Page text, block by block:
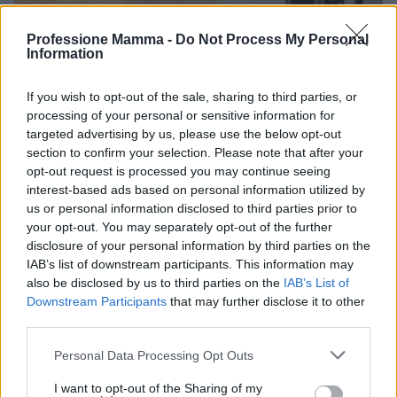
Professione Mamma - Do Not Process My Personal
Information
If you wish to opt-out of the sale, sharing to third parties, or
processing of your personal or sensitive information for
targeted advertising by us, please use the below opt-out
section to confirm your selection. Please note that after your
opt-out request is processed you may continue seeing
interest-based ads based on personal information utilized by
us or personal information disclosed to third parties prior to
your opt-out. You may separately opt-out of the further
disclosure of your personal information by third parties on the
IAB’s list of downstream participants. This information may
also be disclosed by us to third parties on the IAB’s List of
Downstream Participants that may further disclose it to other
Please note that this website/app uses one or more Google
not limited to your visit or usage behaviour. You may click to
Personal Data Processing Opt Outs
I want to opt-out of the Sharing of my
Codacons denuncia: i problemi che affliggono la Sicilia
tra carburanti, spiagge e incendi
Matteo Pellegrino · 25 Lug 2026
NEWS E ATTUALITÀ